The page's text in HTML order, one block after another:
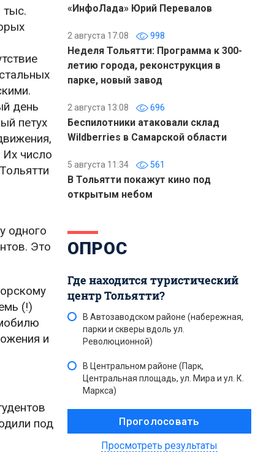
тыс.
день
петух
Их число
одного
Это
(!)
и
под
«ИнфоЛада» Юрий Перевалов
2 августа 17:08 998
Неделя Тольятти: Программа к 300-
летию города, реконструкция в
парке, новый завод
2 августа 13:08 696
Беспилотники атаковали склад
Wildberries в Самарской области
5 августа 11:34 561
В Тольятти покажут кино под
открытым небом
ОПРОС
Где находится туристический
центр Тольятти?
В Автозаводском районе (набережная,
парки и скверы вдоль ул.
Революционной)
В Центральном районе (Парк,
Центральная площадь, ул. Мира и ул. К.
Маркса)
Просмотреть результаты